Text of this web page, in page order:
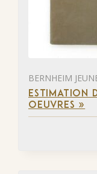
BERNHEIM
ESTIMATION
OEUVRES »